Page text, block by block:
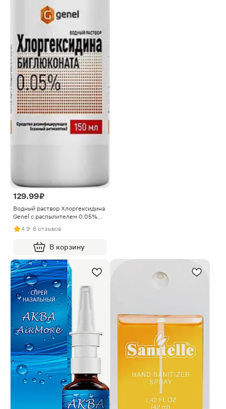
129.99 ₽
Водный раствор Хлоргексидина
Genel с распылителем 0.05%
150мл
4.9· 6 отзывов
В корзину